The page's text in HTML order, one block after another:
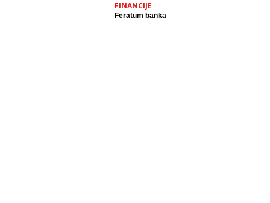
FINANCIJE
Feratum banka